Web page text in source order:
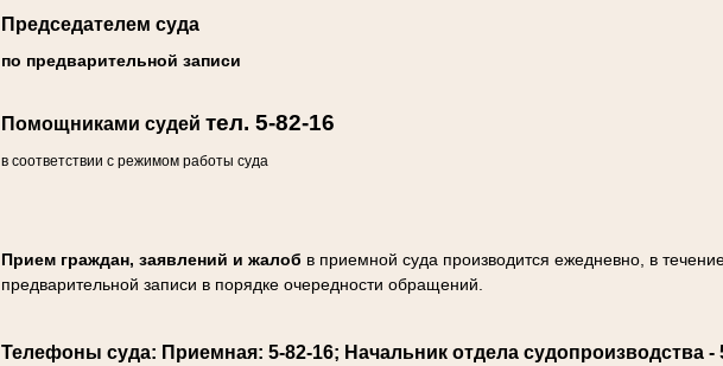
Председателем суда
по предварительной записи
Помощниками судейтел. 5-82-16
в соответствии с режимом работы суда
Прием граждан, заявлений и жалоб в приемной суда производится ежедневно, в
предварительной записи в порядке очередности обращений.
Телефоны суда: Приемная: 5-82-16; Начальник отдела судопроизводства